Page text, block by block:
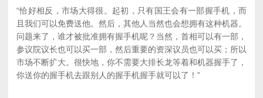
“恰好相反，市场大得很。起初，只有国王会有一部握手机，而
且我们可以免费送他。然后，其他人当然也会想拥有这种机器。
问题来了，谁才被批准拥有握手机呢？当然，首相可以有一部，
参议院议长也可以买一部，然后重要的资深议员也可以买；所以
市场不断扩大。很快地，你不需要大排长龙等着和机器握手了，
你送你的握手机去跟别人的握手机握手就可以了！”